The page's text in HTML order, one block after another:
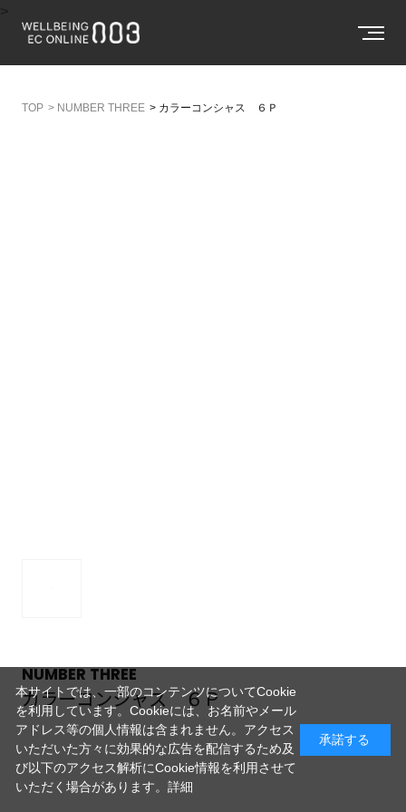
> NUMBER THREE > カラーコンシャス ６Ｐ
NUMBER THREE
カラーコンシャス ６Ｐ
本サイトでは、一部のコンテンツについてCookie
を利用しています。Cookieには、お名前やメール
アドレス等の個人情報は含まれません。アクセス
いただいた方々に効果的な広告を配信するため及
び以下のアクセス解析にCookie情報を利用させて
いただく場合があります。 詳細
承諾する